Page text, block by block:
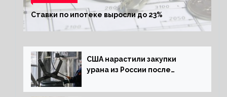
Ставки по ипотеке выросли до 23%
США нарастили закупки
урана из России после